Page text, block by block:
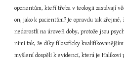
oponentům, kteří třeba v teologii zastávají
on, jako k pacientům? Je opravdu tak zřejmé,
nedorostli na úroveň doby, protože jsou
nimi tak, že díky filosoficky
myšlení dospěli k evidenci, která je